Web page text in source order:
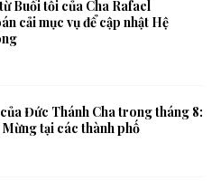
Buổi tối của Cha Rafael
cải mục vụ để cập nhật Hệ
Đức Thánh Cha trong tháng 8:
tại các thành phố